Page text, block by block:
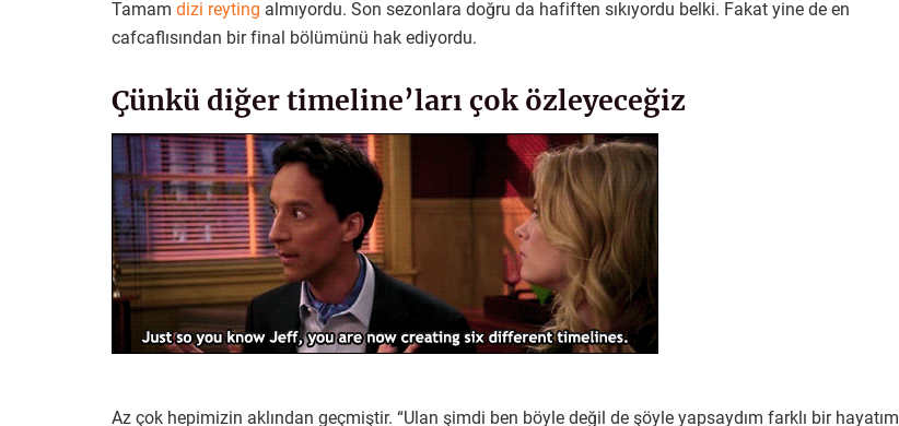
Tamam dizi reyting almıyordu. Son sezonlara doğru da hafiften sıkıyordu belki. Fakat yine de en
cafcaflısından bir final bölümünü hak ediyordu.
Çünkü diğer timeline’ları çok özleyeceğiz
Az çok hepimizin aklından geçmiştir. “Ulan şimdi ben böyle değil de şöyle yapsaydım farklı bir hayatım